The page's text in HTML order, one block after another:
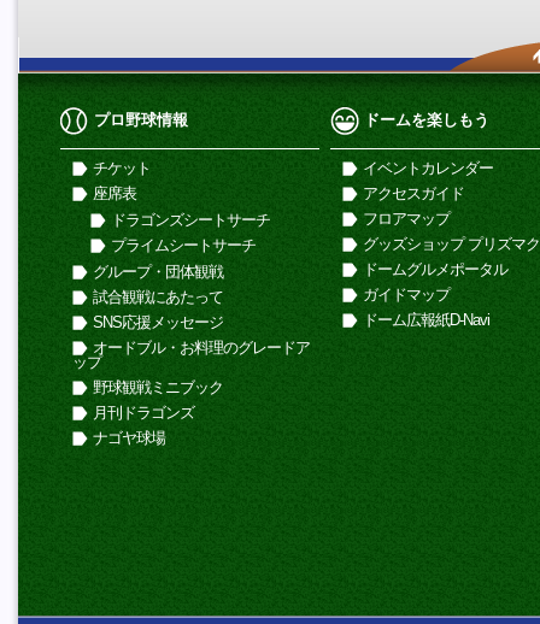
プロ野球情報
チケット
座席表
ドラゴンズシートサーチ
プライムシートサーチ
グループ・団体観戦
試合観戦にあたって
SNS応援メッセージ
オードブル・お料理のグレードア
ップ
野球観戦ミニブック
月刊ドラゴンズ
ナゴヤ球場
ドームを楽しもう
イベントカレンダー
アクセスガイド
フロアマップ
グッズショップ プリズマ
ドームグルメポータル
ガイドマップ
ドーム広報紙D-Navi